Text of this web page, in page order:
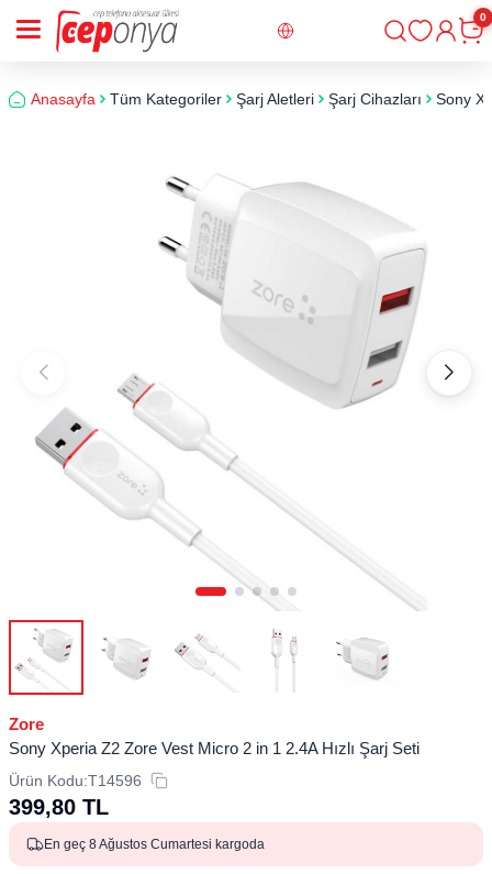
Giriş
0
Anasayfa Tüm Kategoriler Şarj Aletleri Şarj Cihazları Sony
Zore
Sony Xperia Z2 Zore Vest Micro 2 in 1 2.4A Hızlı Şarj Seti
Ürün Kodu:T14596
399,80 TL
En geç 8 Ağustos Cumartesi kargoda